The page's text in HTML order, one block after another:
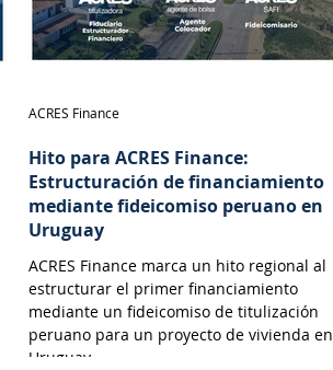
Hito para ACRES Finance:
Estructuración de financiamiento
mediante fideicomiso peruano en
Uruguay
ACRES Finance marca un hito regional al
estructurar el primer financiamiento
mediante un fideicomiso de titulización
peruano para un proyecto de vivienda en
Uruguay.
ACRES Finance